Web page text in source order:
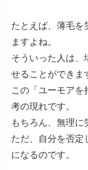
たとえば、薄毛を
ますよね。
そういった人は、
せることができま
この「ユーモアを
考の現れです。
もちろん、無理に
ただ、自分を否定
になるのです。